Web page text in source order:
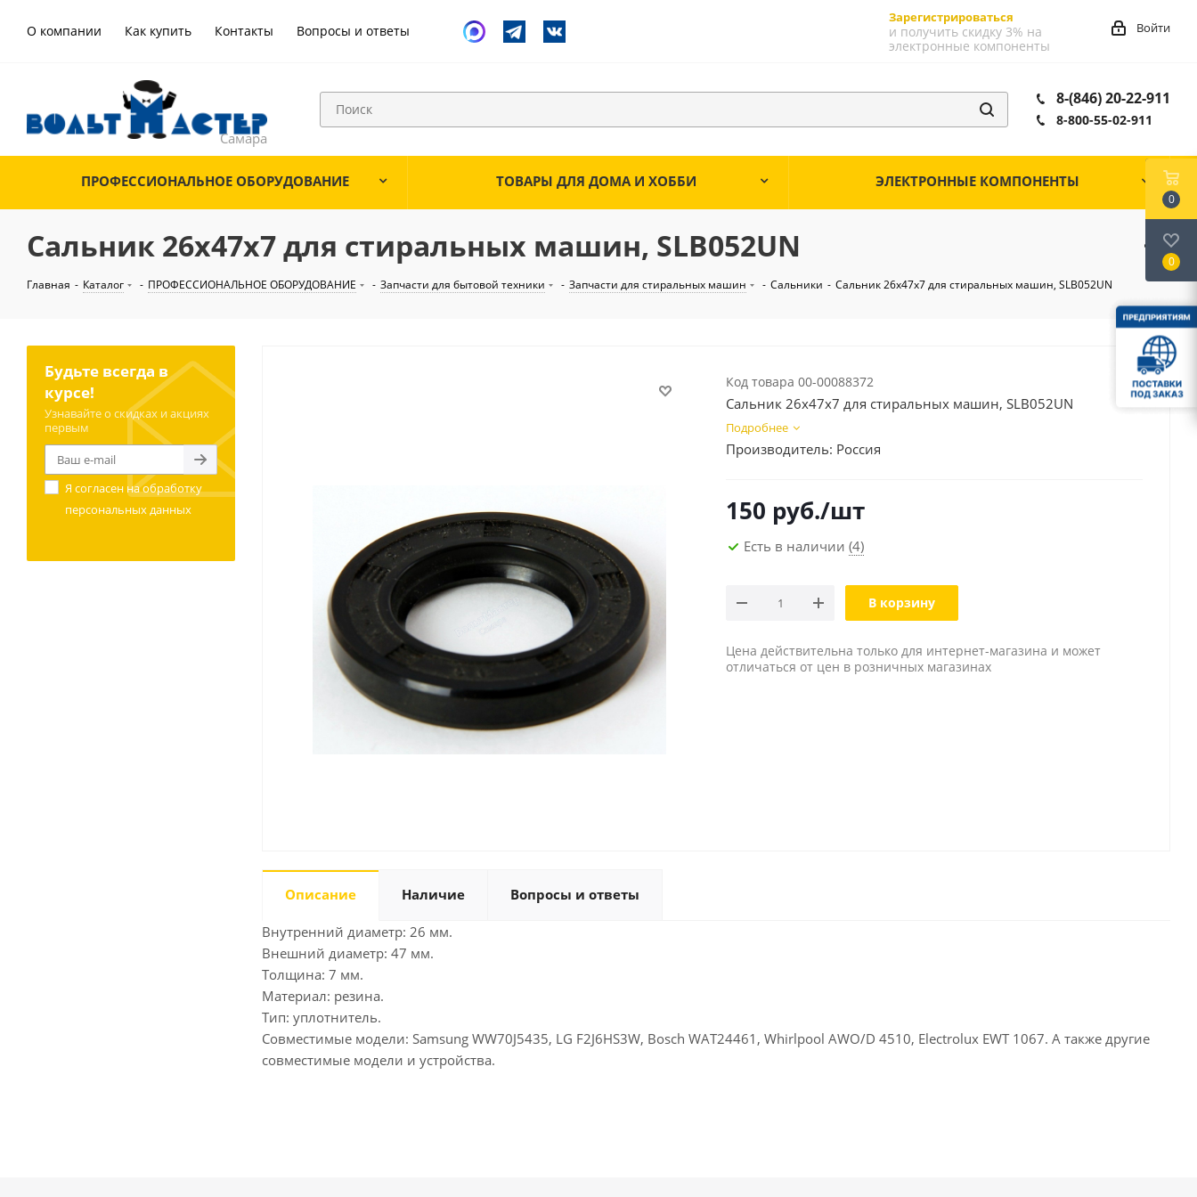
О компании Как купить Контакты Вопросы и ответы
Зарегистрироваться
и получить скидку 3% на
электронные компоненты
Войти
8-(846) 20-22-911
8-800-55-02-911
ПРОФЕССИОНАЛЬНОЕ ОБОРУДОВАНИЕ ТОВАРЫ ДЛЯ ДОМА И ХОББИ ЭЛЕКТРОННЫЕ КОМПОНЕНТЫ
Сальник 26х47х7 для стиральных машин, SLB052UN
Главная - Каталог - ПРОФЕССИОНАЛЬНОЕ ОБОРУДОВАНИЕ - Запчасти для бытовой техники - Запчасти для стиральных машин - Сальники - Сальник 26х47х7 для стиральных машин, SLB052UN
Код товара 00-00088372
Сальник 26х47х7 для стиральных машин, SLB052UN
Подробнее
Производитель: Россия
150 руб./шт
Есть в наличии (4)
В корзину
Цена действительна только для интернет-магазина и может
отличаться от цен в розничных магазинах
Описание Наличие Вопросы и ответы
Внутренний диаметр: 26 мм.
Внешний диаметр: 47 мм.
Толщина: 7 мм.
Материал: резина.
Тип: уплотнитель.
Совместимые модели: Samsung WW70J5435, LG F2J6HS3W, Bosch WAT24461, Whirlpool AWO/D 4510, Electrolux EWT 1067. А также другие
совместимые модели и устройства.
Будьте всегда в
курсе!
Узнавайте о скидках и акциях
первым
Я согласен наобработку
персональных данных
0
0